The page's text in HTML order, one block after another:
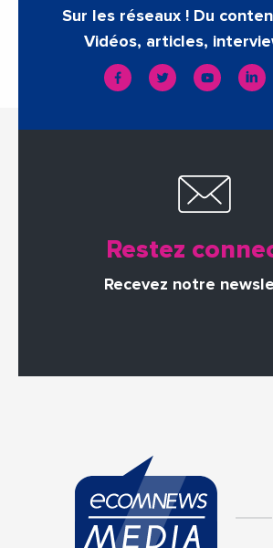
Sur les réseaux ! Du
Vidéos, articles,
Restez
Recevez notre